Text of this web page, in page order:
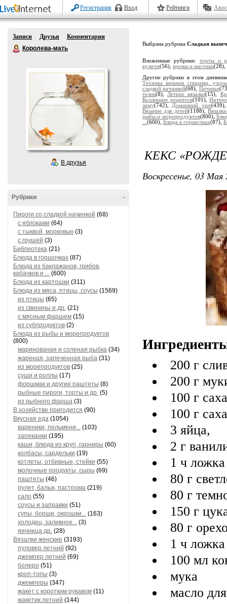
Регистрация Вход Рейтинги
Записи Друзья
Комментарии
Королева-мать
В друзья
-
Рубрики
Пироги со сладкой начинкой (68)
с яблоками (64)
с тыквой, морковью (3)
с грушей (3)
Библиотека (21)
Блюда в горшочках (87)
Блюда из баклажанов, грибов,
кабачков и ... (600)
Блюда из картошки (311)
Блюда из мяса, птицы, соусы (1569)
из птицы (65)
из свинины и др. (21)
с мясным фаршем (15)
из субпродуктов (2)
Блюда из рыбы и морепродуктов
(800)
маринованая и соленая рыбка (34)
жареная, запеченная рыба (31)
из морепродуктов (25)
суши и роллы (17)
форшмак и другие паштеты (8)
рыбные пироги, торты и др. (5)
из рыбного фарша (3)
В хозяйстве пригодится (90)
Вкусная еда (1054)
вареники, пельмени... (103)
запеканки (195)
каши, блюда из круп, гарниры (60)
колбасы, сардельки (19)
котлеты, отбивные, стейки (55)
молочные продукты, сыры (69)
паштеты (46)
рулет, балык, пастрома (219)
сало (55)
соусы и заправки (51)
супы, борщи, окрошки... (163)
холодец, заливное... (3)
яичница др. (28)
Вязалки женские (3193)
пуловер летний (92)
джемпер летний (69)
болеро (51)
кроп-топы (3)
джемперы (347)
жакет с коротким рукавом (11)
жакетик летний (144)
Выбрана рубрика Сладкая
Вложенные рубрики: торты и
куличи(56), кремы и мастики(28),
Другие рубрики в этом
Техника вязания спицами,
сладкой начинкой(68), Печенье
телик(8), Летние вязалки(15),
Коллекции рецептов(101),
зиму(742), Домашний уют
Вязание для детей(1188),
рыбы и морепродуктов(800),
(600), Блюда в горшочках(87),
КЕКС
Воскресенье, 03
200 г
200 г
100 г
100 г
3 яйца,
2 г
1 ч
80 г
80 г
150 г
80 г
1 ч
100 мл
мука
масло